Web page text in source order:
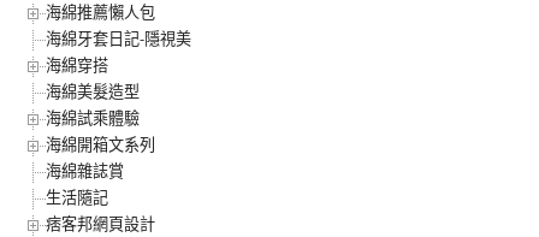
海綿推薦懶人包
海綿牙套日記-隱視美
海綿穿搭
海綿美髮造型
海綿試乘體驗
海綿開箱文系列
海綿雜誌賞
生活隨記
痞客邦網頁設計